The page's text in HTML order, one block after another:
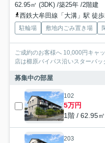
62.95㎡ (3DK) /築25年 /2階建
西鉄大牟田線「大溝」駅 徒
駐輪場 敷地内ごみ置き場
ご成約のお客様へ 10,000円キャ
店は櫛原バイパス沿いスターバ
募集中の部屋
102
5万円
1階 / 62.95
203